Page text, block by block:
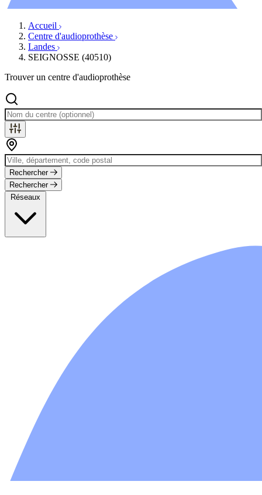
Accueil
Centre d'audioprothèse
Landes
SEIGNOSSE (40510)
Trouver un centre d'audioprothèse
Rechercher
Rechercher
Réseaux